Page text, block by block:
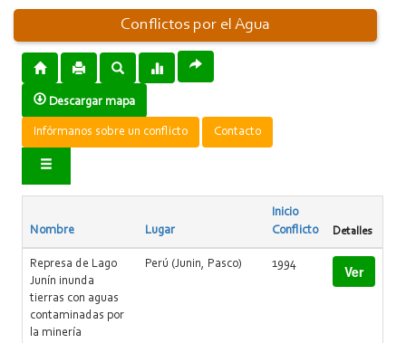
Conflictos por el Agua
Descargar mapa
Infórmanos sobre un conflicto Contacto
Nombre Lugar
Inicio
Conflicto
Detalles
Represa de Lago
Junín inunda
tierras con aguas
contaminadas por
la minería
Perú (Junin, Pasco) 1994 Ver